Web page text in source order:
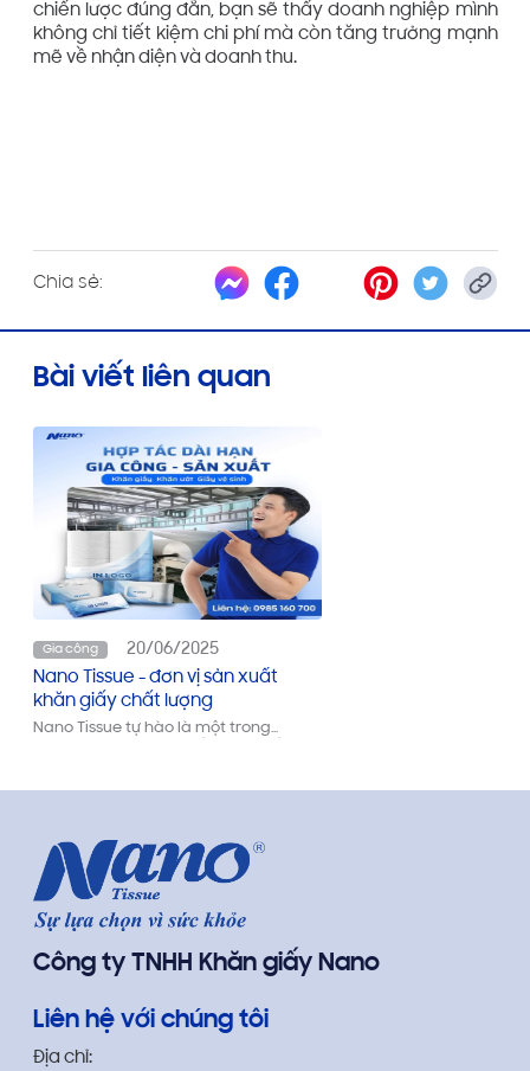
chiến lược đúng đắn, bạn sẽ thấy doanh nghiệp mình
không chỉ tiết kiệm chi phí mà còn tăng trưởng mạnh
mẽ về nhận diện và doanh thu.
Chia sẻ:
Bài viết liên quan
Gia công
20/06/2025
Nano Tissue - đơn vị sản xuất
khăn giấy chất lượng
Nano Tissue tự hào là một trong
Công ty TNHH Khăn giấy Nano
Liên hệ với chúng tôi
Địa chỉ: